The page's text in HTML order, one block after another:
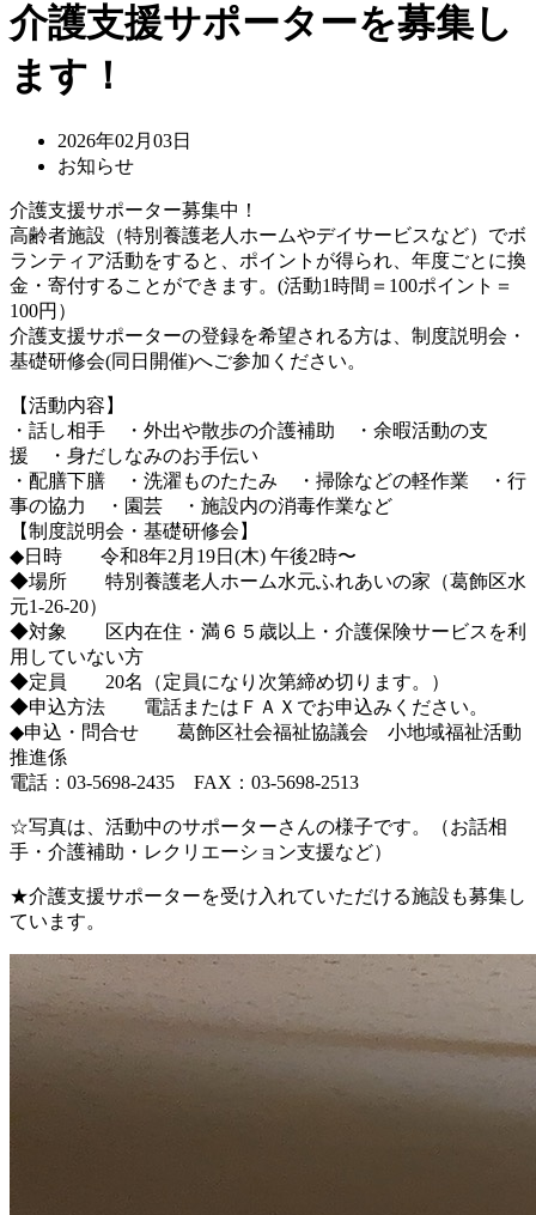
介護支援サポーターを募集し
ます！
2026年02月03日
お知らせ
介護支援サポーター募集中！
高齢者施設（特別養護老人ホームやデイサービスなど）でボ
ランティア活動をすると、ポイントが得られ、年度ごとに換
金・寄付することができます。(活動1時間＝100ポイント＝
100円）
介護支援サポーターの登録を希望される方は、制度説明会・
基礎研修会(同日開催)へご参加ください。
【活動内容】
・話し相手 ・外出や散歩の介護補助 ・余暇活動の支
援 ・身だしなみのお手伝い
・配膳下膳 ・洗濯ものたたみ ・掃除などの軽作業 ・行
事の協力 ・園芸 ・施設内の消毒作業など
【制度説明会・基礎研修会】
◆日時 令和8年2月19日(木) 午後2時〜
◆場所 特別養護老人ホーム水元ふれあいの家（葛飾区水
元1-26-20）
◆対象 区内在住・満６５歳以上・介護保険サービスを利
用していない方
◆定員 20名（定員になり次第締め切ります。）
◆申込方法 電話またはＦＡＸでお申込みください。
◆申込・問合せ 葛飾区社会福祉協議会 小地域福祉活動
推進係
電話：03-5698-2435 FAX：03-5698-2513
☆写真は、活動中のサポーターさんの様子です。（お話相
手・介護補助・レクリエーション支援など）
★介護支援サポーターを受け入れていただける施設も募集し
ています。